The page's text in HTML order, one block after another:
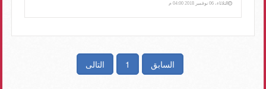
الثلاثاء، 06 نوفمبر 2018 04:00 م
السابق 1 التالى